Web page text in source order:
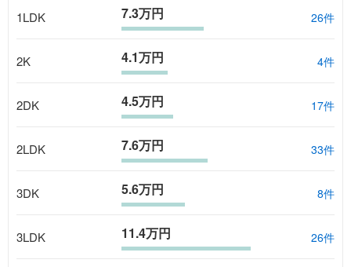
1LDK 7.3万円 26件
2K 4.1万円 4件
2DK 4.5万円 17件
2LDK 7.6万円 33件
3DK 5.6万円 8件
3LDK 11.4万円 26件